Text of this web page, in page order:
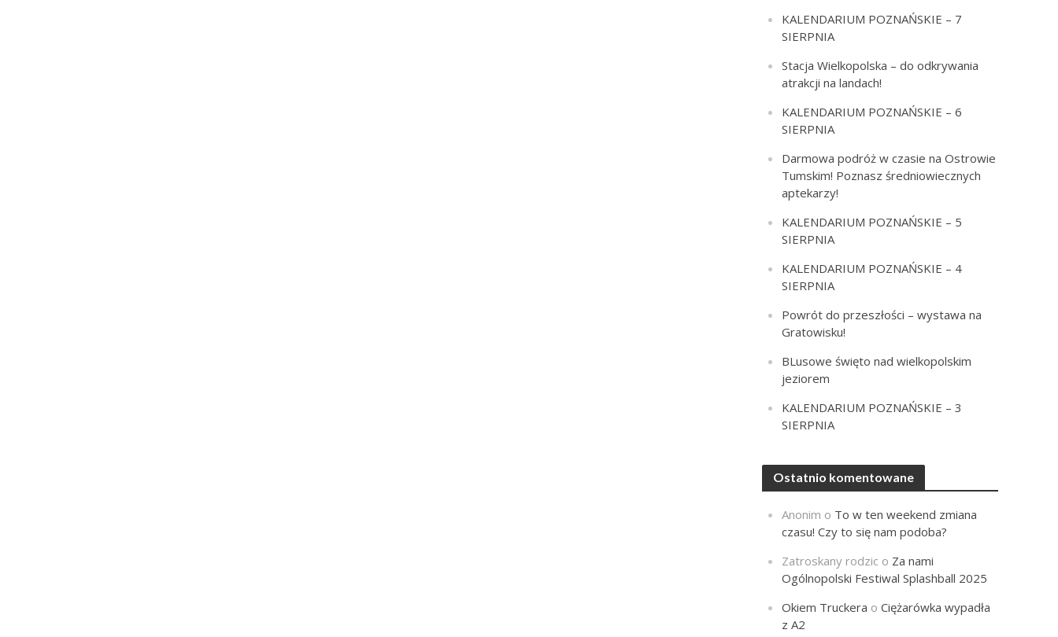
KALENDARIUM POZNAŃSKIE – 7
SIERPNIA
Stacja Wielkopolska – do odkrywania
atrakcji na landach!
KALENDARIUM POZNAŃSKIE – 6
SIERPNIA
Darmowa podróż w czasie na Ostrowie
Tumskim! Poznasz średniowiecznych
aptekarzy!
KALENDARIUM POZNAŃSKIE – 5
SIERPNIA
KALENDARIUM POZNAŃSKIE – 4
SIERPNIA
Powrót do przeszłości – wystawa na
Gratowisku!
BLusowe święto nad wielkopolskim
jeziorem
KALENDARIUM POZNAŃSKIE – 3
SIERPNIA
Ostatnio komentowane
Anonim o To w ten weekend zmiana
czasu! Czy to się nam podoba?
Zatroskany rodzic o Za nami
Ogólnopolski Festiwal Splashball 2025
Okiem Truckera oCiężarówka wypadła
z A2